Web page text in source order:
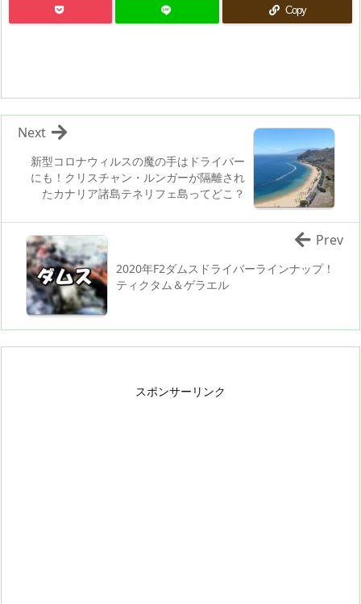
Copy
新型コロナウィルスの魔の手はドライバー
にも！クリスチャン・ルンガーが隔離され
たカナリア諸島テネリフェ島ってどこ？
Next
2020年F2ダムスドライバーラインナップ！
ティクタム＆ゲラエル
Prev
スポンサーリンク